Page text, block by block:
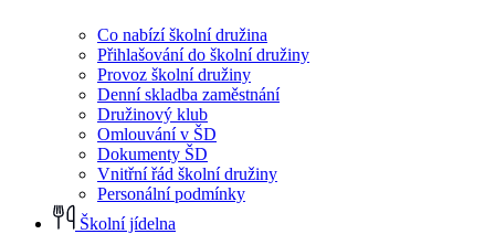
Co nabízí školní družina
Přihlašování do školní družiny
Provoz školní družiny
Denní skladba zaměstnání
Družinový klub
Omlouvání v ŠD
Dokumenty ŠD
Vnitřní řád školní družiny
Personální podmínky
Školní jídelna